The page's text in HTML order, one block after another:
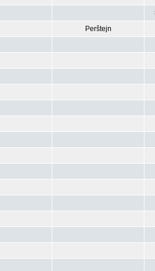
Perštejn